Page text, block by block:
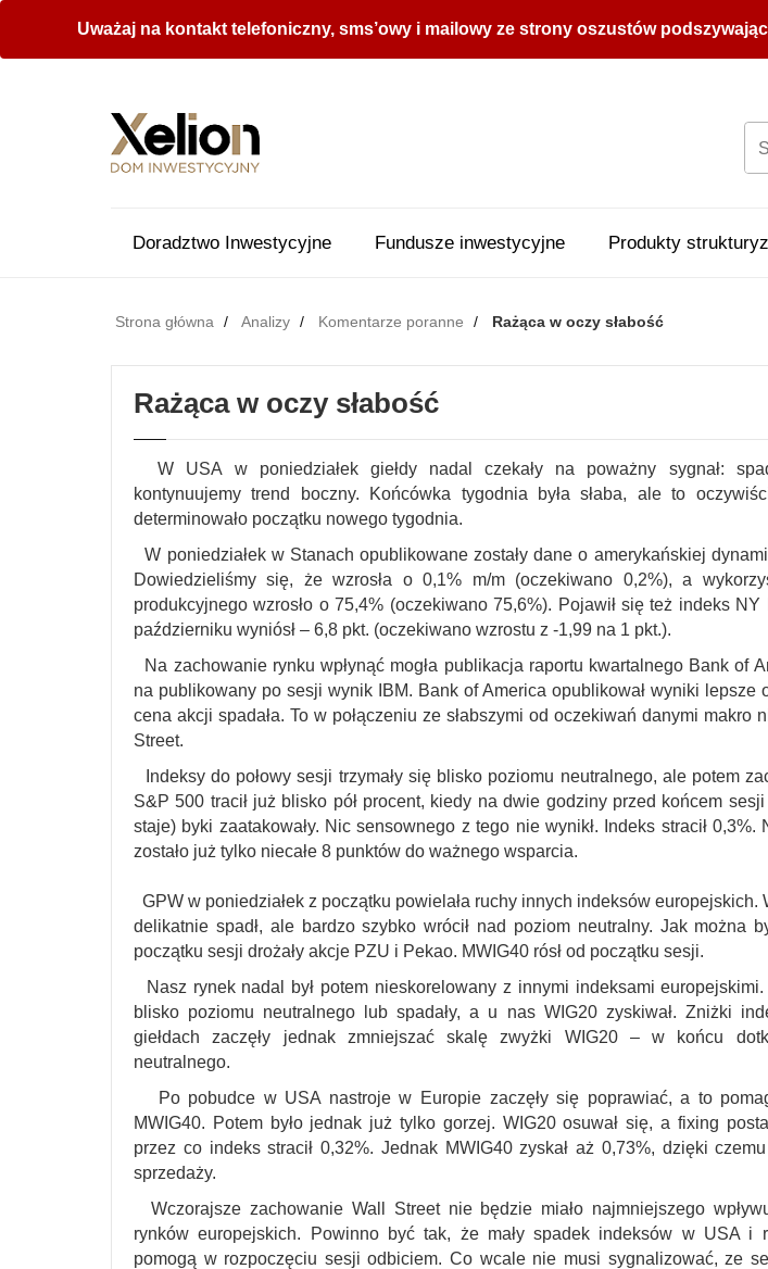
Uważaj na kontakt telefoniczny, sms’owy i mailowy ze strony oszustów
Doradztwo Inwestycyjne Fundusze inwestycyjne Produkty
Strona główna Analizy Komentarze poranne Rażąca w oczy słabość
Rażąca w oczy słabość
W USA w poniedziałek giełdy nadal czekały na poważny sygnał:
kontynuujemy trend boczny. Końcówka tygodnia była słaba, ale to
determinowało początku nowego tygodnia.
W poniedziałek w Stanach opublikowane zostały dane o amerykańskiej
Dowiedzieliśmy się, że wzrosła o 0,1% m/m (oczekiwano 0,2%), a
produkcyjnego wzrosło o 75,4% (oczekiwano 75,6%). Pojawił się też indeks
październiku wyniósł – 6,8 pkt. (oczekiwano wzrostu z -1,99 na 1 pkt.).
Na zachowanie rynku wpłynąć mogła publikacja raportu kwartalnego Bank of
na publikowany po sesji wynik IBM. Bank of America opublikował wyniki lepsze
cena akcji spadała. To w połączeniu ze słabszymi od oczekiwań danymi makro
Street.
Indeksy do połowy sesji trzymały się blisko poziomu neutralnego, ale potem
S&P 500 tracił już blisko pół procent, kiedy na dwie godziny przed końcem
staje) byki zaatakowały. Nic sensownego z tego nie wynikł. Indeks stracił
zostało już tylko niecałe 8 punktów do ważnego wsparcia.
GPW w poniedziałek z początku powielała ruchy innych indeksów europejskich.
delikatnie spadł, ale bardzo szybko wrócił nad poziom neutralny. Jak można
początku sesji drożały akcje PZU i Pekao. MWIG40 rósł od początku sesji.
Nasz rynek nadal był potem nieskorelowany z innymi indeksami europejskimi.
blisko poziomu neutralnego lub spadały, a u nas WIG20 zyskiwał. Zniżki
giełdach zaczęły jednak zmniejszać skalę zwyżki WIG20 – w końcu
neutralnego.
Po pobudce w USA nastroje w Europie zaczęły się poprawiać, a to
MWIG40. Potem było jednak już tylko gorzej. WIG20 osuwał się, a fixing
przez co indeks stracił 0,32%. Jednak MWIG40 zyskał aż 0,73%, dzięki czemu
sprzedaży.
Wczorajsze zachowanie Wall Street nie będzie miało najmniejszego
rynków europejskich. Powinno być tak, że mały spadek indeksów w USA i
pomogą w rozpoczęciu sesji odbiciem. Co wcale nie musi sygnalizować, ze